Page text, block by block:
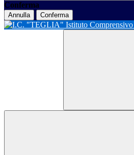
Conferma
Annulla Conferma
Istituto Comprensivo